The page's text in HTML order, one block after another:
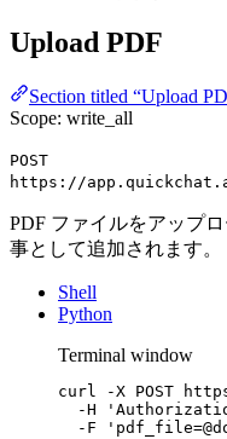
Upload PDF
Section titled “Upload
Scope: write_all
POST
https://
PDF ファイルをアップ
事として追加されます。
Shell
Python
Terminal window
curl -X POST
-H
-F